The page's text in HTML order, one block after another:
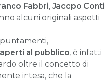
Fabbri, Jacopo Conti
alcuni originali aspetti
aperti al pubblico, è infatti
oltre il concetto di
intesa, che la